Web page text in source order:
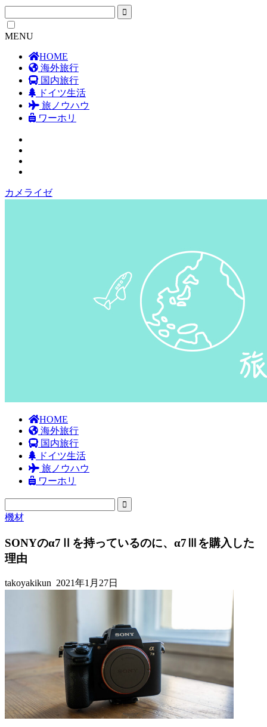
MENU
HOME
海外旅行
国内旅行
ドイツ生活
旅ノウハウ
ワーホリ
カメライゼ
HOME
海外旅行
国内旅行
ドイツ生活
旅ノウハウ
ワーホリ
機材
SONYのα7Ⅱを持っているのに、α7Ⅲを購入した
理由
takoyakikun 2021年1月27日